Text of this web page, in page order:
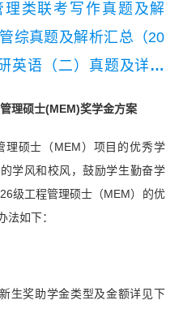
理类联考写作真题及解
综真题及解析汇总（20
英语（二）真题及详细
理硕士(MEM)奖学金方案
理硕士（MEM）项目的优秀学
学风和校风，鼓励学生勤奋学
级工程管理硕士（MEM）的优
法如下：
生奖助学金类型及金额详见下